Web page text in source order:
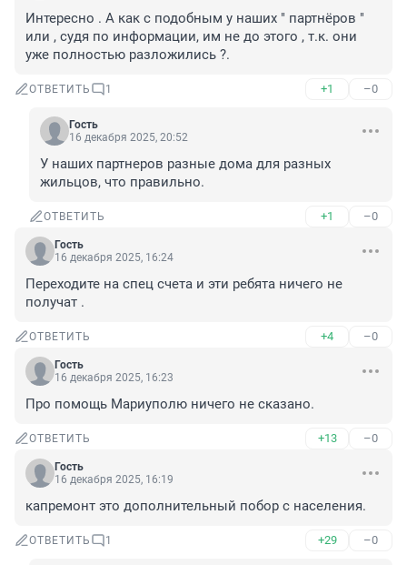
Интересно . А как с подобным у наших " партнёров "
или , судя по информации, им не до этого , т.к. они
уже полностью разложились ?.
ОТВЕТИТЬ 1 +1 –0
Гость
16 декабря 2025, 20:52
У наших партнеров разные дома для разных
жильцов, что правильно.
ОТВЕТИТЬ +1 –0
Гость
16 декабря 2025, 16:24
Переходите на спец счета и эти ребята ничего не
получат .
ОТВЕТИТЬ +4 –0
Гость
16 декабря 2025, 16:23
Про помощь Мариуполю ничего не сказано.
ОТВЕТИТЬ +13 –0
Гость
16 декабря 2025, 16:19
капремонт это дополнительный побор с населения.
ОТВЕТИТЬ 1 +29 –0